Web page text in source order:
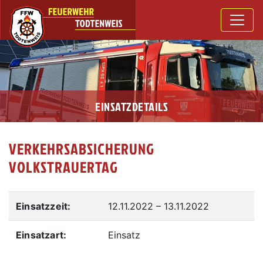
EINSATZDETAILS
VERKEHRSABSICHERUNG
VOLKSTRAUERTAG
Einsatzzeit: 12.11.2022 – 13.11.2022
Einsatzart: Einsatz